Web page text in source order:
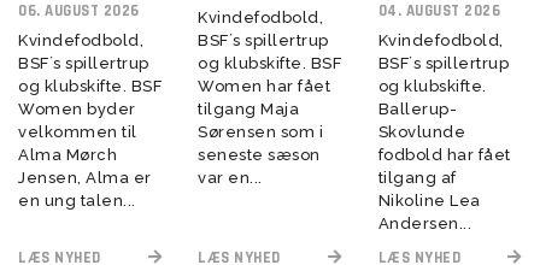
06. AUGUST 2026
Kvindefodbold,
BSF´s spillertrup
og klubskifte. BSF
Women byder
velkommen til
Alma Mørch
Jensen, Alma er
en ung talen...
LÆS NYHED
Kvindefodbold,
BSF´s spillertrup
og klubskifte. BSF
Women har fået
tilgang Maja
Sørensen som i
seneste sæson
var en...
LÆS NYHED
04. AUGUST 2026
Kvindefodbold,
BSF´s spillertrup
og klubskifte.
Ballerup-
Skovlunde
fodbold har fået
tilgang af
Nikoline Lea
Andersen...
LÆS NYHED